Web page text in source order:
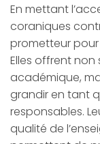
En mettant
coraniques
prometteur pour
Elles offrent
académique,
grandir en tant
responsables.
qualité de